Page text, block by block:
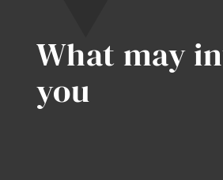
What may
you